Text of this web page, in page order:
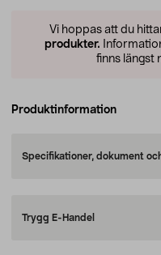
Vi hoppas att du
produkter.
finns längst
Produktinformation
Specifikationer, dokument
Trygg E-Handel